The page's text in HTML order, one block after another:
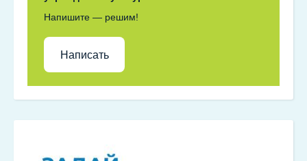
Напишите — решим!
Написать